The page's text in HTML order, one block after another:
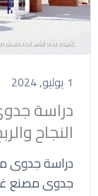
1 يوليو, 2024
دراسة
النجاح
دراسة جدوى
جدوى مصنع